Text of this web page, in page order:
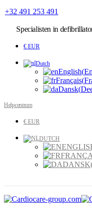
+32 491 253 491
Specialisten in
€ EUR
Dutch
English(
Français(
Dansk(
Helpcentrum
€ EUR
DUTCH
DANSK